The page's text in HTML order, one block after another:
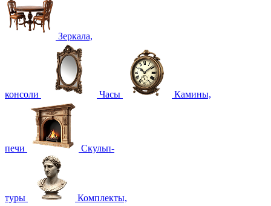
Зеркала,
консоли Часы Камины,
печи Скульп-
туры Комплекты,